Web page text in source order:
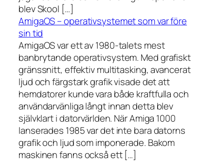
blev Skool […]
AmigaOS – operativsystemet som var före
sin tid
AmigaOS var ett av 1980-talets mest
banbrytande operativsystem. Med grafiskt
gränssnitt, effektiv multitasking, avancerat
ljud och färgstark grafik visade det att
hemdatorer kunde vara både kraftfulla och
användarvänliga långt innan detta blev
självklart i datorvärlden. När Amiga 1000
lanserades 1985 var det inte bara datorns
grafik och ljud som imponerade. Bakom
maskinen fanns också ett […]